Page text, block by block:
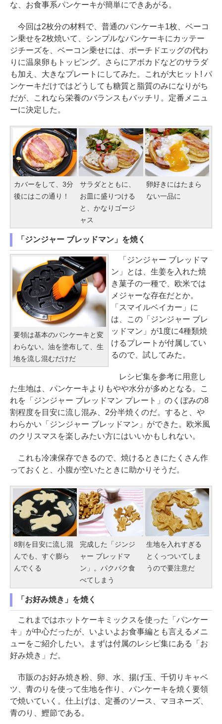
な、お食事系パンケーキが簡単にできあがる。
今回は2枚分の材料で、普通のパンケーキ1枚、ベーコ
ン乗せを2枚焼いて、シンプルなパンケーキにカッテー
ジチーズを、ベーコン乗せには、ポーチドエッグの代わ
りに温泉卵もトッピング。さらにアボカドなどのサラダ
も加え、大きなプレートにしてみた。これが大ヒット! パ
ンケーキだけではどうしても糖質と脂質のみになりがち
だが、これなら栄養のバランスもバッチリ。定番メニュ
ーに決定した。
カバーをして、3分
後にはこの通り！
サラダとともに、
お皿に盛りつける
と、かなりゴージ
ャス
卵好きにはたまら
ない一品に
「ジンジャー ブレッドマン」を焼く
要領は基本のパンケーキと変
わらない。油を塗布して、生
地を流し混むだけだ
「ジンジャー ブレッドマ
ン」とは、生姜を入れた焼
き菓子の一種で、欧米では
メジャーな存在だとか。
「スマイルベイカー」に
は、この「ジンジャー ブレ
ッドマン」が1度に4種類焼
けるプレートが付属してい
るので、試してみた。
レシピ集を参考に用意し
た生地は、パンケーキよりもやや水分が多めとなる。こ
れを「ジンジャー ブレッドマン プレート」のくぼみの8
割程度を目安に流し混み、2分半焼くのだ。すると、や
わらかい「ジンジャー ブレッドマン」ができた。欧米風
のクリスマスを楽しみたい方にはいいかもしれない。
これも冷凍保存できるので、焼けるときにたくさん作
っておくと、小腹が空いたときに助かりそうだ。
8割を目安に流し混
んでも、すぐ膨ら
んでくる
完成した「ジンジ
ャー ブレッドマ
ン」。パクパク食
べてしまう
生地を入れすぎる
とくっついてしま
うので要注意だ
「お好み焼き」を焼く
これまではホットケーキミックスを使った「パンケー
キ」が中心だったが、いよいよお食事編とも言えるメニ
ューをご紹介したい。まずは付属のレシピ集にある「お
好み焼き」だ。
市販のお好み焼き粉、卵、水、揚げ玉、千切りキャベ
ツ、青のりを使って生地を作り、パンケーキを焼く要領
で焼いていく。仕上げは、定番のソース、マヨネーズ、
青のり、鰹節である。